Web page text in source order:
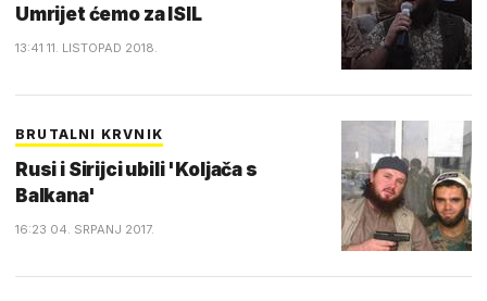
Umrijet ćemo za ISIL
13:41 11. LISTOPAD 2018.
BRUTALNI KRVNIK
Rusi i Sirijci ubili 'Koljača s
Balkana'
16:23 04. SRPANJ 2017.